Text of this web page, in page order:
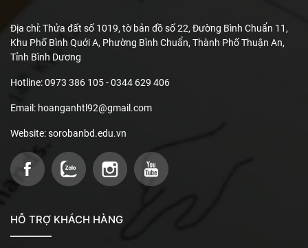
Địa chỉ: Thửa đất số 1019, tờ bản đồ số 22, Đường Bình Chuẩn 11,
Khu Phố Bình Quới A, Phường Bình Chuẩn, Thành Phố Thuận An,
Tỉnh Bình Dương
Hotline: 0973 386 105 - 0344 629 406
Email: hoanganhtl92@gmail.com
Website: sorobanbd.edu.vn
HỖ TRỢ KHÁCH HÀNG